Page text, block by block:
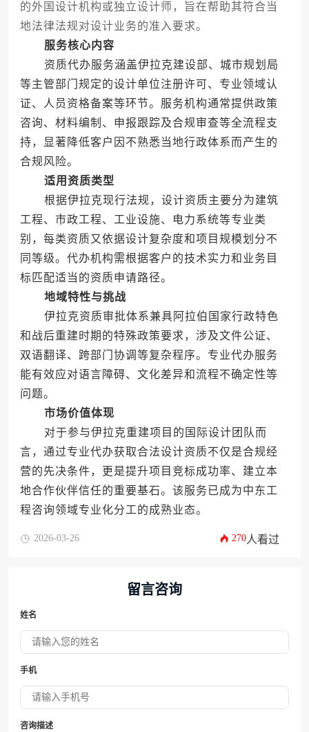
的外国设计机构或独立设计师，旨在帮助其符合当
地法律法规对设计业务的准入要求。
服务核心内容
资质代办服务涵盖伊拉克建设部、城市规划局
等主管部门规定的设计单位注册许可、专业领域认
证、人员资格备案等环节。服务机构通常提供政策
咨询、材料编制、申报跟踪及合规审查等全流程支
持，显著降低客户因不熟悉当地行政体系而产生的
合规风险。
适用资质类型
根据伊拉克现行法规，设计资质主要分为建筑
工程、市政工程、工业设施、电力系统等专业类
别，每类资质又依据设计复杂度和项目规模划分不
同等级。代办机构需根据客户的技术实力和业务目
标匹配适当的资质申请路径。
地域特性与挑战
伊拉克资质审批体系兼具阿拉伯国家行政特色
和战后重建时期的特殊政策要求，涉及文件公证、
双语翻译、跨部门协调等复杂程序。专业代办服务
能有效应对语言障碍、文化差异和流程不确定性等
问题。
市场价值体现
对于参与伊拉克重建项目的国际设计团队而
言，通过专业代办获取合法设计资质不仅是合规经
营的先决条件，更是提升项目竞标成功率、建立本
地合作伙伴信任的重要基石。该服务已成为中东工
程咨询领域专业化分工的成熟业态。
2026-03-26 270人看过
留言咨询
姓名
手机
咨询描述